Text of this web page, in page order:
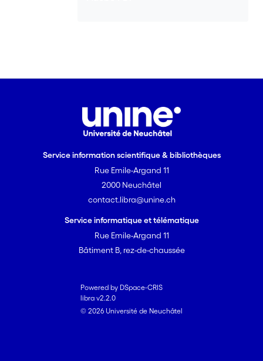
Service information scientifique & bibliothèques
Rue Emile-Argand 11
2000 Neuchâtel
contact.libra@unine.ch
Service informatique et télématique
Rue Emile-Argand 11
Bâtiment B, rez-de-chaussée
Powered by DSpace-CRIS
libra v2.2.0
© 2026 Université de Neuchâtel